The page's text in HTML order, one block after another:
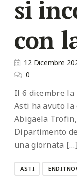
si
con
12 Dicembre
0
Il 6 dicembre
Asti ha avuto
Abigaela
Dipartimento
una giornata […]
ASTI